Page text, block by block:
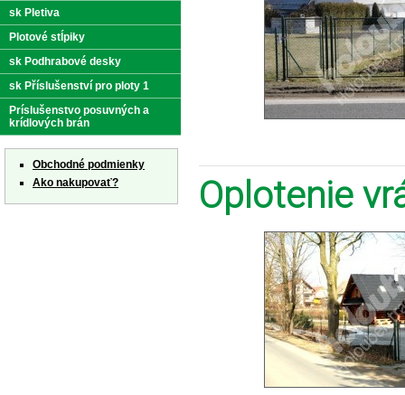
Oplotenie
sk Pletiva
Plotové stĺpiky
sk Podhrabové desky
sk Příslušenství pro ploty 1
Príslušenstvo posuvných a
krídlových brán
Obchodné podmienky
Ako nakupovať?